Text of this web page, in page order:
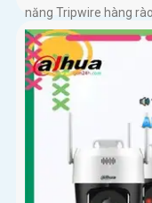
năng Tripwire hàng